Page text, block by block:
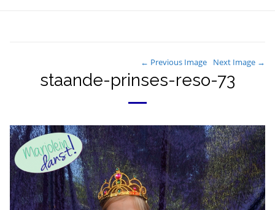
← Previous Image Next Image →
staande-prinses-reso-73